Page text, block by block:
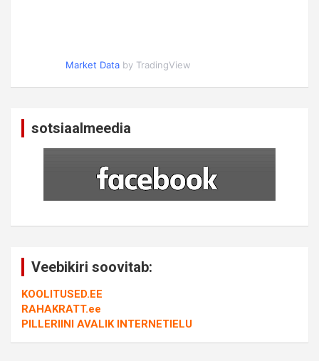
Market Data by TradingView
sotsiaalmeedia
Veebikiri soovitab:
KOOLITUSED.EE
RAHAKRATT.ee
PILLERIINI AVALIK INTERNETIELU